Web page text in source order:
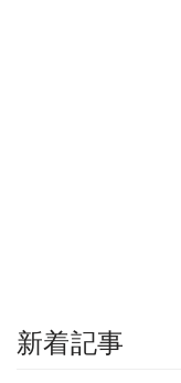
新着記事